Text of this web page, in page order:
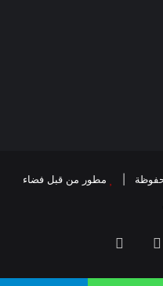
مطور من قبل فضاء
‫YouTube